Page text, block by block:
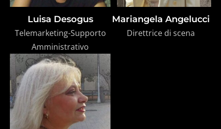
Luisa Desogus
Telemarketing-Supporto
Amministrativo
Mariangela Angelucci
Direttrice di scena